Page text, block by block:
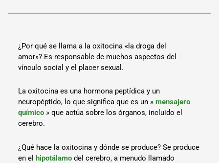
¿Por qué se llama a la oxitocina «la droga del
amor»? Es responsable de muchos aspectos del
vínculo social y el placer sexual.
La oxitocina es una hormona peptídica y un
neuropéptido, lo que significa que es un »mensajero
químico » que actúa sobre los órganos, incluido el
cerebro.
¿Qué hace la oxitocina y dónde se produce? Se produce
en el
hipotálamo del cerebro, a menudo llamado